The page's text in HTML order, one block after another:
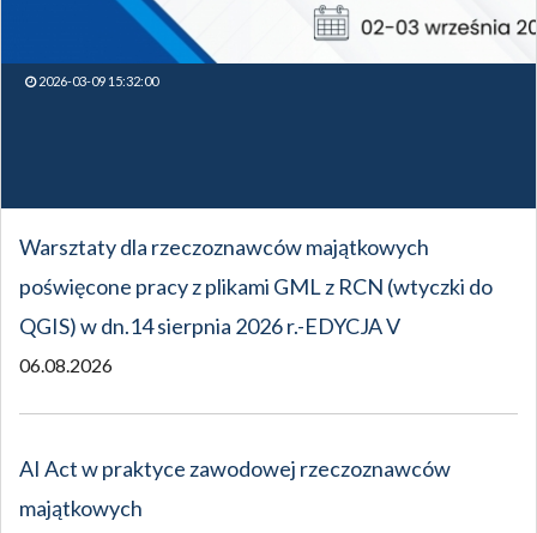
2026-03-09 15:32:00
Warsztaty dla rzeczoznawców majątkowych
poświęcone pracy z plikami GML z RCN (wtyczki do
QGIS) w dn.14 sierpnia 2026 r.-EDYCJA V
06.08.2026
AI Act w praktyce zawodowej rzeczoznawców
majątkowych